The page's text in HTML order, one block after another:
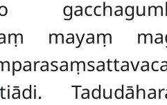
mayaṃ